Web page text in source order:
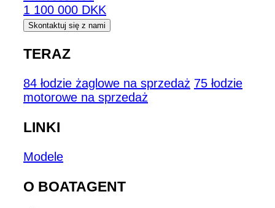
1 100 000 DKK
Skontaktuj się z nami
TERAZ
84 łodzie żaglowe na sprzedaż 75 łodzie
motorowe na sprzedaż
LINKI
Modele
O BOATAGENT